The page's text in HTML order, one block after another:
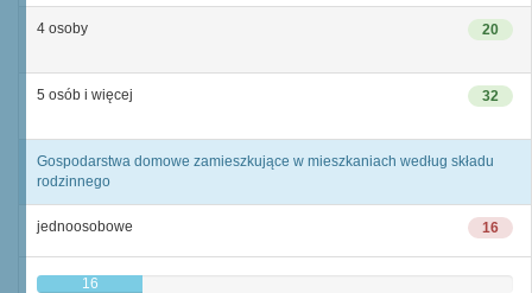
20
4 osoby
32
5 osób i więcej
Gospodarstwa domowe zamieszkujące w mieszkaniach według składu
rodzinnego
16
jednoosobowe
16